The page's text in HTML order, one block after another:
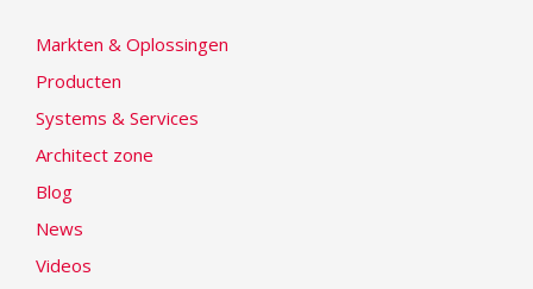
Markten & Oplossingen
Producten
Systems & Services
Architect zone
Blog
News
Videos